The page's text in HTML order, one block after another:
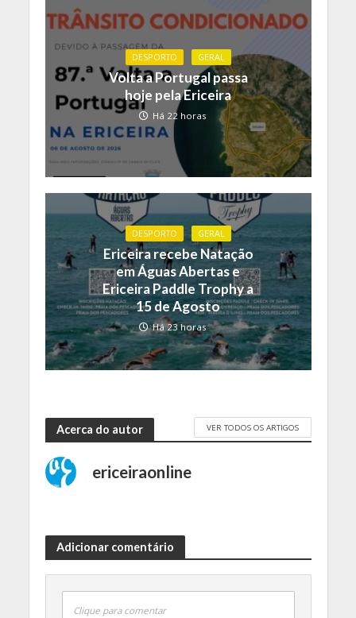
DESPORTO GERAL
Volta a Portugal passa
hoje pela Ericeira
Há 22 horas
DESPORTO GERAL
Ericeira recebe Natação
em Águas Abertas e
Ericeira Paddle Trophy a
15 de Agosto
Há 23 horas
Acerca do autor VER TODOS OS ARTIGOS
ericeiraonline
Adicionar comentário
Clique para comentar